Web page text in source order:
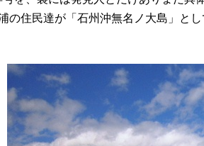
の住民達が「石州沖無名ノ大島」と